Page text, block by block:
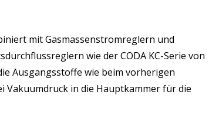
mit Gasmassenstromreglern und
wie der CODA KC-Serie von
Ausgangsstoffe wie beim vorherigen
Vakuumdruck in die Hauptkammer für die